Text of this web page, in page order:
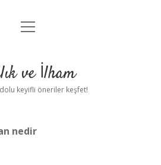
Anasayfa
Yasal Uyarı
menüyü
ve İlham
keyifli öneriler keşfet!
nedir